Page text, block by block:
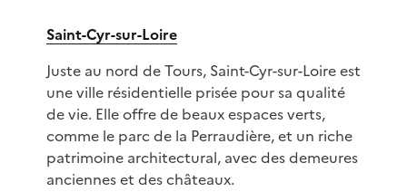
Saint-Cyr-sur-Loire
Juste au nord de Tours, Saint-Cyr-sur-Loire est
une ville résidentielle prisée pour sa qualité
de vie. Elle offre de beaux espaces verts,
comme le parc de la Perraudière, et un riche
patrimoine architectural, avec des demeures
anciennes et des châteaux.